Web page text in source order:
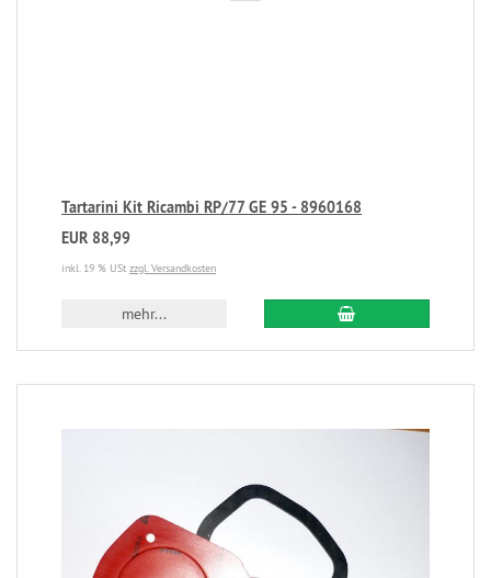
Tartarini Kit Ricambi RP/77 GE 95 - 8960168
EUR 88,99
inkl. 19 % USt zzgl. Versandkosten
mehr...